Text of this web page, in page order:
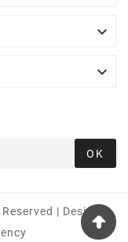


OK
| Designet